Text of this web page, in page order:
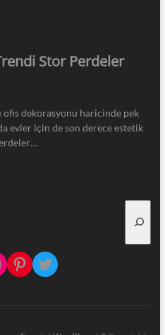
Stor Perdeler
dekorasyonu haricinde pek
evler için de son derece estetik
Pinterest
Twitter